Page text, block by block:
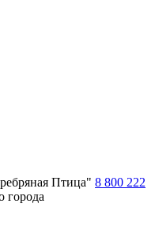
Птица" 8 800 222
города